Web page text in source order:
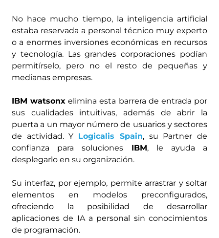
No hace mucho tiempo, la inteligencia artificial
estaba reservada a personal técnico muy experto
o a enormes inversiones económicas en recursos
y tecnología. Las grandes corporaciones podían
permitírselo, pero no el resto de pequeñas y
medianas empresas.
IBM watsonx elimina esta barrera de entrada por
sus cualidades intuitivas, además de abrir la
puerta a un mayor número de usuarios y sectores
de actividad. Y Logicalis Spain, su Partner de
confianza para soluciones IBM, le ayuda a
desplegarlo en su organización.
Su interfaz, por ejemplo, permite arrastrar y soltar
elementos en modelos preconfigurados,
ofreciendo la posibilidad de desarrollar
aplicaciones de IA a personal sin conocimientos
de programación.